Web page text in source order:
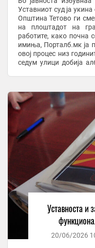
Уставниот суд ја
Општина Тетово ги
на плоштадот на
работите, како почна
имиња, Порталб.мк ја
овој процес низ
седум улици добија
Уставноста и
20/06/2026